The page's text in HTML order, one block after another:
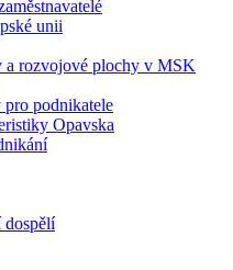
unii
a rozvojové plochy v MSK
podnikatele
Opavska
dospělí